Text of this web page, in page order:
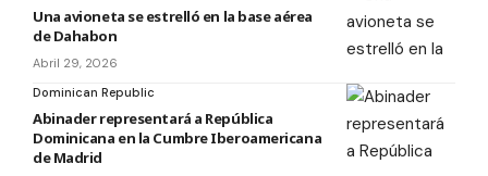
Una avioneta se estrelló en la base aérea
de Dahabon
Abril 29, 2026
Dominican Republic
Abinader representará a República
Dominicana en la Cumbre Iberoamericana
de Madrid